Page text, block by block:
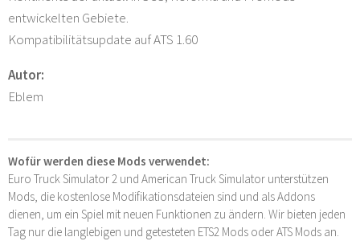
entwickelten Gebiete.
Kompatibilitätsupdate auf ATS 1.60
Autor:
Eblem
Wofür werden diese Mods verwendet:
Euro Truck Simulator 2 und American Truck Simulator unterstützen
Mods, die kostenlose Modifikationsdateien sind und als Addons
dienen, um ein Spiel mit neuen Funktionen zu ändern. Wir bieten jeden
Tag nur die langlebigen und getesteten ETS2 Mods oder ATS Mods an.